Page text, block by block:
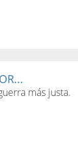
más justa.